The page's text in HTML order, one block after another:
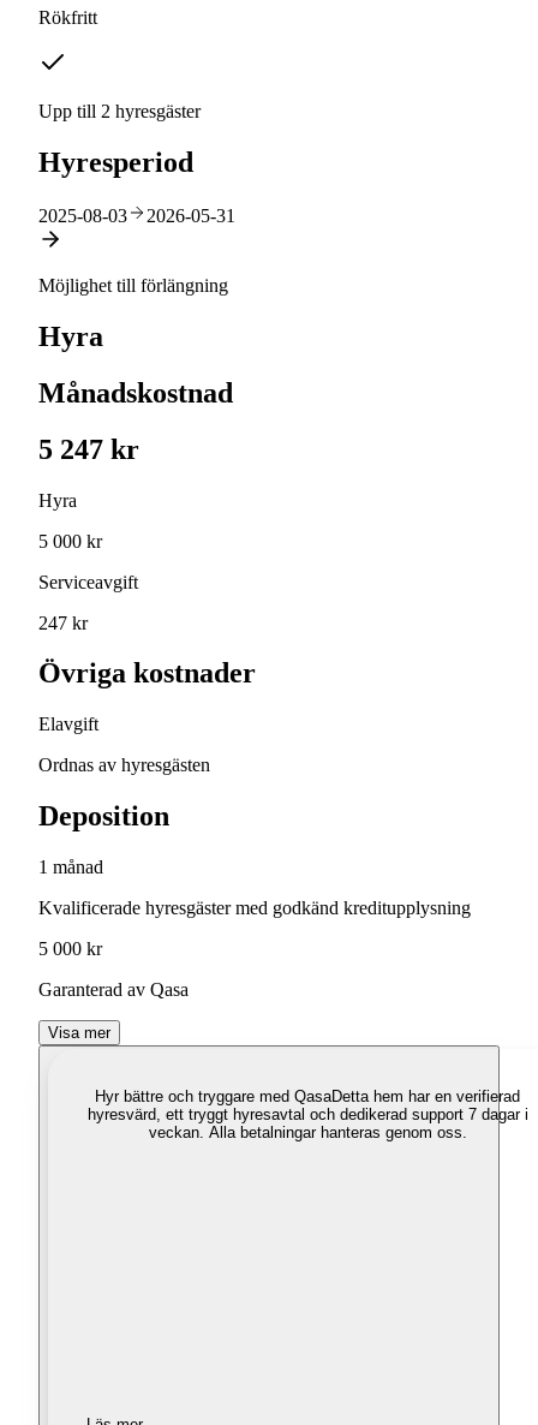
Rökfritt
Upp till 2 hyresgäster
Hyresperiod
2025-08-03 2026-05-31
Möjlighet till förlängning
Hyra
Månadskostnad
5 247 kr
Hyra
5 000 kr
Serviceavgift
247 kr
Övriga kostnader
Elavgift
Ordnas av hyresgästen
Deposition
1 månad
Kvalificerade hyresgäster med godkänd kreditupplysning
5 000 kr
Garanterad av Qasa
Visa mer
Hyr bättre och tryggare med QasaDetta hem har en verifierad
hyresvärd, ett tryggt hyresavtal och dedikerad support 7 dagar i
veckan. Alla betalningar hanteras genom oss.